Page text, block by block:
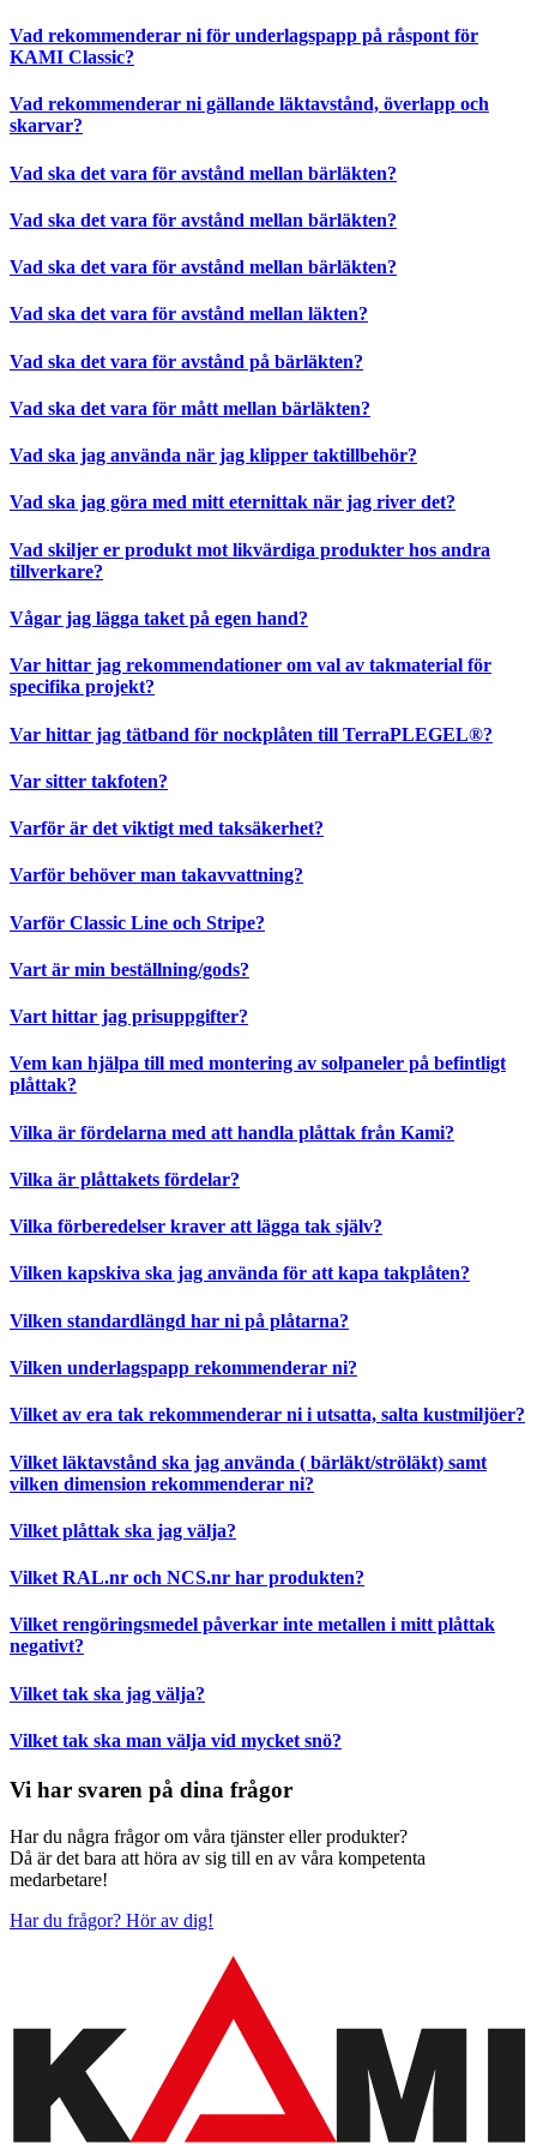
Vad rekommenderar ni för underlagspapp på råspont för
KAMI Classic?
Vad rekommenderar ni gällande läktavstånd, överlapp och
skarvar?
Vad ska det vara för avstånd mellan bärläkten?
Vad ska det vara för avstånd mellan bärläkten?
Vad ska det vara för avstånd mellan bärläkten?
Vad ska det vara för avstånd mellan läkten?
Vad ska det vara för avstånd på bärläkten?
Vad ska det vara för mått mellan bärläkten?
Vad ska jag använda när jag klipper taktillbehör?
Vad ska jag göra med mitt eternittak när jag river det?
Vad skiljer er produkt mot likvärdiga produkter hos andra
tillverkare?
Vågar jag lägga taket på egen hand?
Var hittar jag rekommendationer om val av takmaterial för
specifika projekt?
Var hittar jag tätband för nockplåten till TerraPLEGEL®?
Var sitter takfoten?
Varför är det viktigt med taksäkerhet?
Varför behöver man takavvattning?
Varför Classic Line och Stripe?
Vart är min beställning/gods?
Vart hittar jag prisuppgifter?
Vem kan hjälpa till med montering av solpaneler på befintligt
plåttak?
Vilka är fördelarna med att handla plåttak från Kami?
Vilka är plåttakets fördelar?
Vilka förberedelser kraver att lägga tak själv?
Vilken kapskiva ska jag använda för att kapa takplåten?
Vilken standardlängd har ni på plåtarna?
Vilken underlagspapp rekommenderar ni?
Vilket av era tak rekommenderar ni i utsatta, salta kustmiljöer?
Vilket läktavstånd ska jag använda ( bärläkt/ströläkt) samt
vilken dimension rekommenderar ni?
Vilket plåttak ska jag välja?
Vilket RAL.nr och NCS.nr har produkten?
Vilket rengöringsmedel påverkar inte metallen i mitt plåttak
negativt?
Vilket tak ska jag välja?
Vilket tak ska man välja vid mycket snö?
Vi har svaren på dina frågor
Har du några frågor om våra tjänster eller produkter?
Då är det bara att höra av sig till en av våra kompetenta
medarbetare!
Har du frågor? Hör av dig!